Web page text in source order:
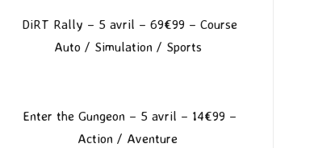
DiRT Rally – 5 avril – 69€99 – Course
Auto / Simulation / Sports
Enter the Gungeon – 5 avril – 14€99 –
Action / Aventure